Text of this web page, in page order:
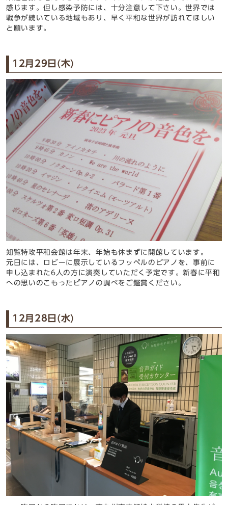
感じます。但し感染予防には、十分注意して下さい。世界では
戦争が続いている地域もあり、早く平和な世界が訪れてほしい
と願います。
12月29日(木)
知覧特攻平和会館は年末、年始も休まずに開館しています。
元日には、ロビーに展示しているフッペルのピアノを、事前に
申し込まれた6人の方に演奏していただく予定です。新春に平和
への思いのこもったピアノの調べをご鑑賞ください。
12月28日(水)